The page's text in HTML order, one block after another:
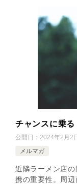
チャンスに乗る
公開日： 2024年2月2
メルマガ
近隣ラーメン店
携の重要性。周